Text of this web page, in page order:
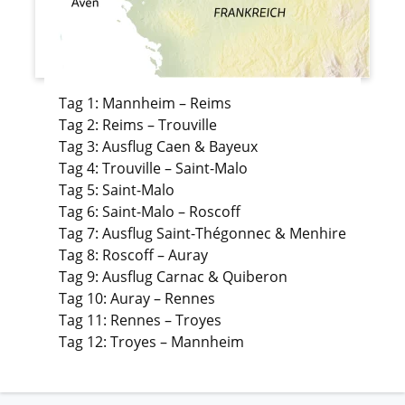
Tag 1: Mannheim – Reims
Tag 2: Reims – Trouville
Tag 3: Ausflug Caen & Bayeux
Tag 4: Trouville – Saint-Malo
Tag 5: Saint-Malo
Tag 6: Saint-Malo – Roscoff
Tag 7: Ausflug Saint-Thégonnec & Menhire
Tag 8: Roscoff – Auray
Tag 9: Ausflug Carnac & Quiberon
Tag 10: Auray – Rennes
Tag 11: Rennes – Troyes
Tag 12: Troyes – Mannheim